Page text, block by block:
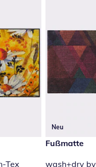
Tex
Neu
49,99 €
Fußmatte
wash+dry